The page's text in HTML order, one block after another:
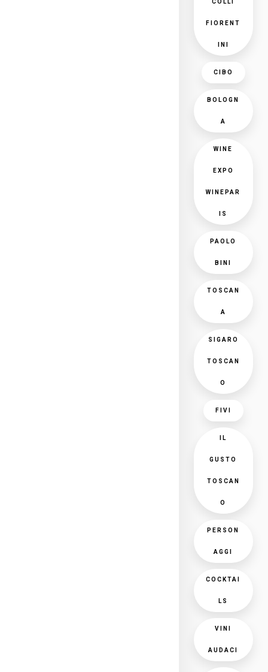
COLLI
FIORENT
INI
CIBO
BOLOGN
A
WINE
EXPO
WINEPAR
IS
PAOLO
BINI
TOSCAN
A
SIGARO
TOSCAN
O
FIVI
IL
GUSTO
TOSCAN
O
PERSON
AGGI
COCKTAI
LS
VINI
AUDACI